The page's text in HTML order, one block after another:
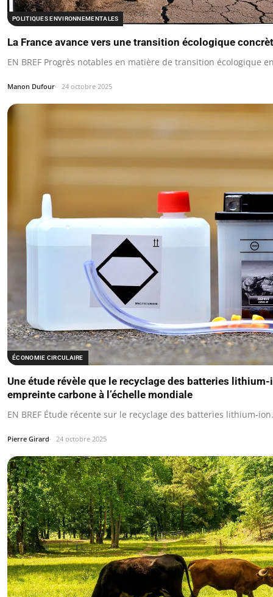
POLITIQUES ENVIRONNEMENTALES
La France avance vers une transition écologique
EN BREF Progrès notables en matière de transition écologique
Manon Dufour 24 octobre 2025
ÉCONOMIE CIRCULAIRE
Une étude révèle que le recyclage des batteries
empreinte carbone à l’échelle mondiale
EN BREF Étude récente sur le recyclage des batteries lithium-
Pierre Girard 24 octobre 2025